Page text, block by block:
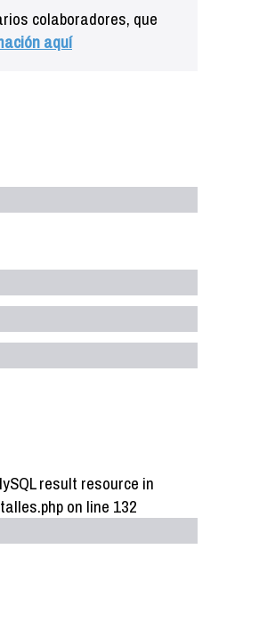
colaboradores, que
aquí
result resource in
on line 132